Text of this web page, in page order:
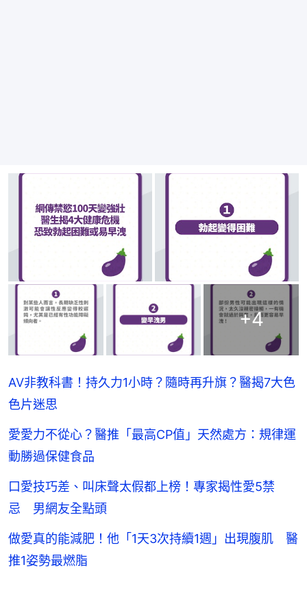
+4
AV非教科書！持久力1小時？隨時再升旗？醫揭7大色
色片迷思
愛愛力不從心？醫推「最高CP值」天然處方：規律運
動勝過保健食品
口愛技巧差、叫床聲太假都上榜！專家揭性愛5禁
忌 男網友全點頭
做愛真的能減肥！他「1天3次持續1週」出現腹肌 醫
推1姿勢最燃脂